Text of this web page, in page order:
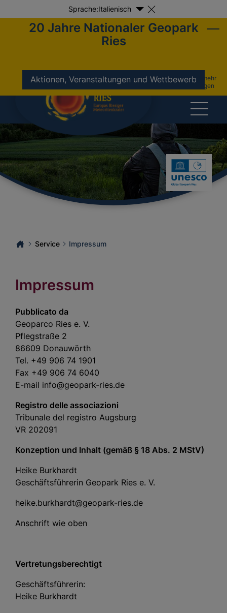
Sprache:Italienisch
20 Jahre Nationaler Geopark
Ries
Aktionen, Veranstaltungen und Wettbewerbnicht mehr
anzeigen
Impressum
Service
Impressum
Pubblicato da
Geoparco Ries e. V.
Pflegstraße 2
86609 Donauwörth
Tel. +49 906 74 1901
Fax +49 906 74 6040
E-mail info@geopark-ries.de
Registro delle associazioni
Tribunale del registro Augsburg
VR 202091
Konzeption und Inhalt (gemäß § 18 Abs. 2 MStV)
Heike Burkhardt
Geschäftsführerin Geopark Ries e. V.
heike.burkhardt@geopark-ries.de
Anschrift wie oben
Vertretungsberechtigt
Geschäftsführerin:
Heike Burkhardt